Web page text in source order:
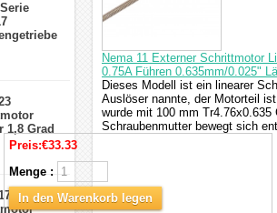
15Arc-
1,8 Grad
4 A 2,26V
mit 8
Nema 11 Externer Schrittmotor
0.75A Führen 0.635mm/0.025"
Dieses Modell ist ein linearer
Auslöser nannte, der Motorteil
wurde mit 100 mm
Schraubenmutter bewegt sich
Preis:€33.33
Menge :
In den Warenkorb legen